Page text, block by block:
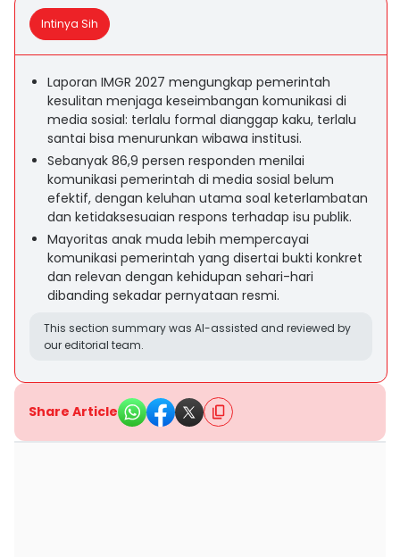
Intinya Sih
Laporan IMGR 2027 mengungkap pemerintah
kesulitan menjaga keseimbangan komunikasi di
media sosial: terlalu formal dianggap kaku, terlalu
santai bisa menurunkan wibawa institusi.
Sebanyak 86,9 persen responden menilai
komunikasi pemerintah di media sosial belum
efektif, dengan keluhan utama soal keterlambatan
dan ketidaksesuaian respons terhadap isu publik.
Mayoritas anak muda lebih mempercayai
komunikasi pemerintah yang disertai bukti konkret
dan relevan dengan kehidupan sehari-hari
dibanding sekadar pernyataan resmi.
This section summary was AI-assisted and reviewed by
our editorial team.
Share Article